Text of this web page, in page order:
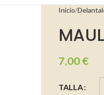
Inicio
7,00€
TALLA